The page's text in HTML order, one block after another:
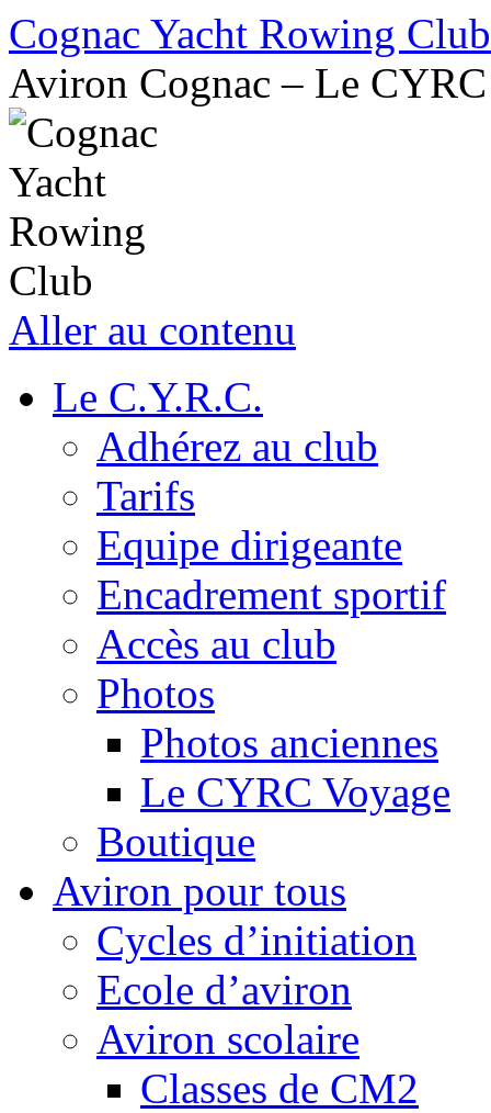
Cognac Yacht Rowing Club
Aviron Cognac – Le CYRC
Aller au contenu
Le C.Y.R.C.
Adhérez au club
Tarifs
Equipe dirigeante
Encadrement sportif
Accès au club
Photos
Photos anciennes
Le CYRC Voyage
Boutique
Aviron pour tous
Cycles d’initiation
Ecole d’aviron
Aviron scolaire
Classes de CM2